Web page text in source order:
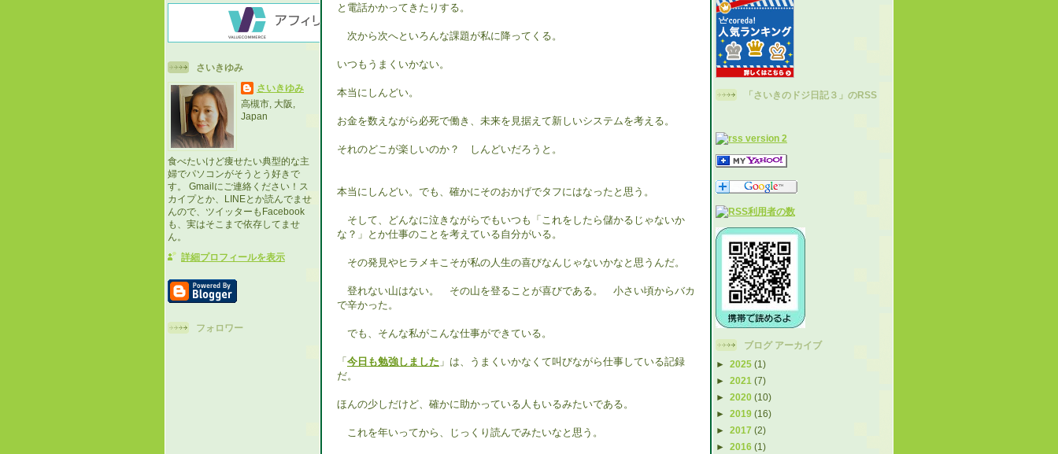
さいきゆみ
さいきゆみ
高槻市, 大阪,
Japan
食べたいけど痩せたい典型的な主
婦でパソコンがそうとう好きで
す。 Gmailにご連絡ください！ス
カイプとか、LINEとか読んでませ
んので、ツイッターもFacebook
も、実はそこまで依存してませ
ん。
詳細プロフィールを表示
フォロワー
「さいきのドジ日記３」のRSS
ブログ アーカイブ
► 2025 (1)
► 2021 (7)
► 2020 (10)
► 2019 (16)
► 2017 (2)
► 2016 (1)
と電話かかってきたりする。
次から次へといろんな課題が私に降ってくる。
いつもうまくいかない。
本当にしんどい。
お金を数えながら必死で働き、未来を見据えて新しいシステムを考える。
それのどこが楽しいのか？ しんどいだろうと。
本当にしんどい。でも、確かにそのおかげでタフにはなったと思う。
そして、どんなに泣きながらでもいつも「これをしたら儲かるじゃないか
な？」とか仕事のことを考えている自分がいる。
その発見やヒラメキこそが私の人生の喜びなんじゃないかなと思うんだ。
登れない山はない。 その山を登ることが喜びである。 小さい頃からバカ
で辛かった。
でも、そんな私がこんな仕事ができている。
「 今日も勉強しました 」は、うまくいかなくて叫びながら仕事している記録
だ。
ほんの少しだけど、確かに助かっている人もいるみたいである。
これを年いってから、じっくり読んでみたいなと思う。